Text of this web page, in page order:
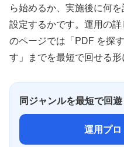
ら始めるか、実施後に何
設定するかです。運用の
のページでは「PDF を探
す」までを最短で回せる形
同ジャンルを最短で回遊
運用プ